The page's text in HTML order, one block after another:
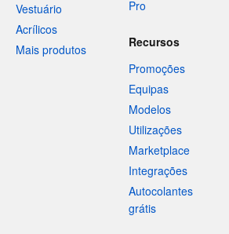
Vestuário
Acrílicos
Mais produtos
Pro
Recursos
Promoções
Equipas
Modelos
Utilizações
Marketplace
Integrações
Autocolantes
grátis